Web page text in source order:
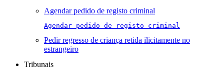
Agendar pedido de registo criminal
Agendar pedido de registo criminal
Pedir regresso de criança retida ilicitamente no
estrangeiro
Tribunais